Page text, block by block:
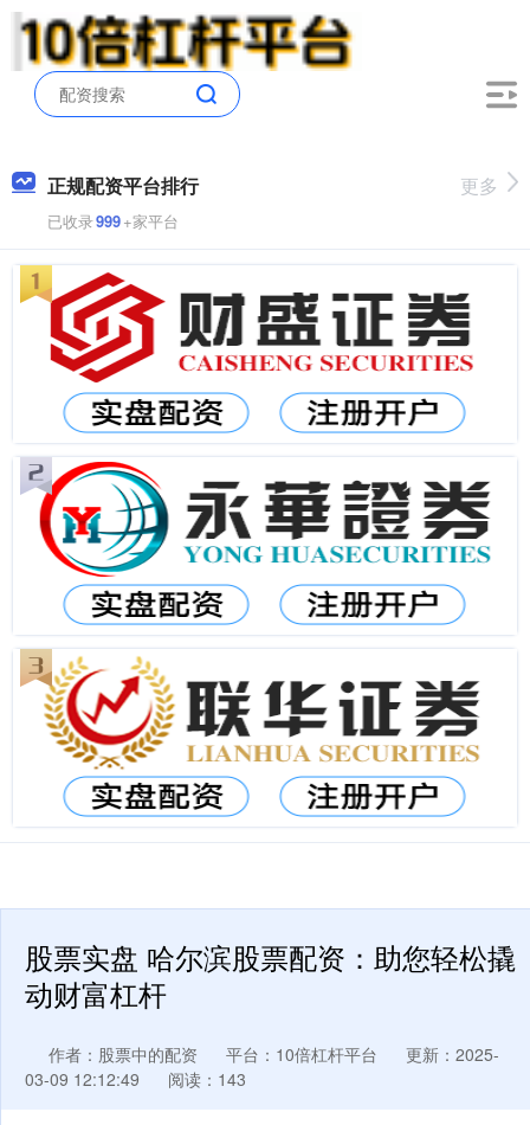
正规配资平台排行
已收录999+家平台
更多
股票实盘 哈尔滨股票配资：助您轻松撬
动财富杠杆
作者：股票中的配资 平台：10倍杠杆平台
更新：2025-
03-09 12:12:49
阅读：143